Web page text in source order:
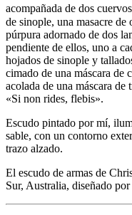
acompañada de dos
de sinople, una masacre
púrpura adornado de dos
pendiente de ellos, uno a
hojados de sinople y
cimado de una máscara de
acolada de una máscara de
«Si non rides, flebis».
Escudo pintado por mí,
sable, con un contorno
trazo alzado.
El escudo de armas de
Sur, Australia, diseñado